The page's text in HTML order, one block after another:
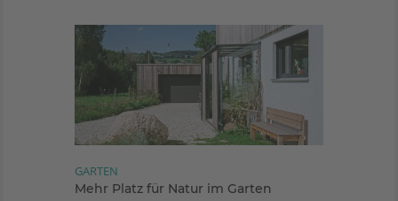
GARTEN
Mehr Platz für Natur im Garten